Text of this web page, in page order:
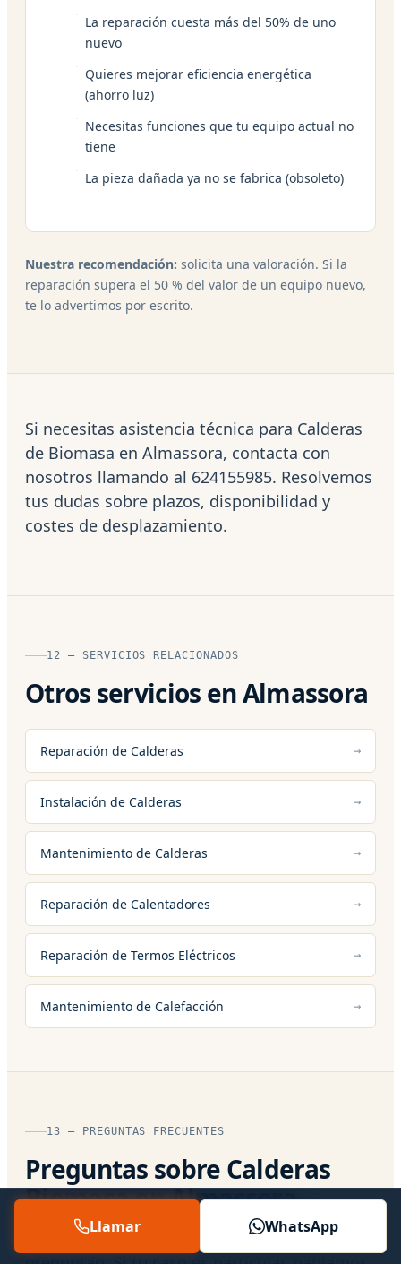
La reparación cuesta más del 50% de uno
nuevo
Quieres mejorar eficiencia energética
(ahorro luz)
Necesitas funciones que tu equipo actual no
tiene
La pieza dañada ya no se fabrica (obsoleto)
Nuestra recomendación: solicita una valoración. Si la
reparación supera el 50 % del valor de un equipo nuevo,
te lo advertimos por escrito.
Si necesitas asistencia técnica para Calderas
de Biomasa en Almassora, contacta con
nosotros llamando al 624155985. Resolvemos
tus dudas sobre plazos, disponibilidad y
costes de desplazamiento.
12 — SERVICIOS RELACIONADOS
Otros servicios en Almassora
Reparación de Calderas
Instalación de Calderas
Mantenimiento de Calderas
Reparación de Calentadores
Reparación de Termos Eléctricos
Mantenimiento de Calefacción
13 — PREGUNTAS FRECUENTES
Preguntas sobre Calderas
Biomasa en Almassora
Respuestas directas a lo que más nos
Llamar WhatsApp